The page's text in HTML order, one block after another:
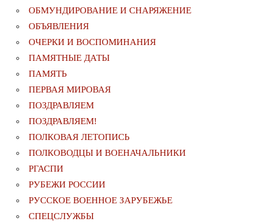
ОБМУНДИРОВАНИЕ И СНАРЯЖЕНИЕ
ОБЪЯВЛЕНИЯ
ОЧЕРКИ И ВОСПОМИНАНИЯ
ПАМЯТНЫЕ ДАТЫ
ПАМЯТЬ
ПЕРВАЯ МИРОВАЯ
ПОЗДРАВЛЯЕМ
ПОЗДРАВЛЯЕМ!
ПОЛКОВАЯ ЛЕТОПИСЬ
ПОЛКОВОДЦЫ И ВОЕНАЧАЛЬНИКИ
РГАСПИ
РУБЕЖИ РОССИИ
РУССКОЕ ВОЕННОЕ ЗАРУБЕЖЬЕ
СПЕЦСЛУЖБЫ